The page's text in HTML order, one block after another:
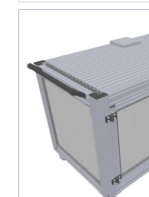
Estación de trabajo
armario